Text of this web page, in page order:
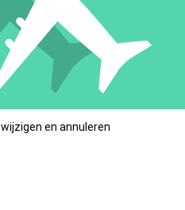
wijzigen en annuleren